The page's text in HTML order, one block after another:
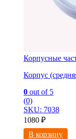
Корпусные
Корпус
0 out of 5
(0)
SKU: 7038
1080 ₽
В корзину